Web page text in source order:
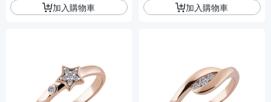
加入購物車 加入購物車